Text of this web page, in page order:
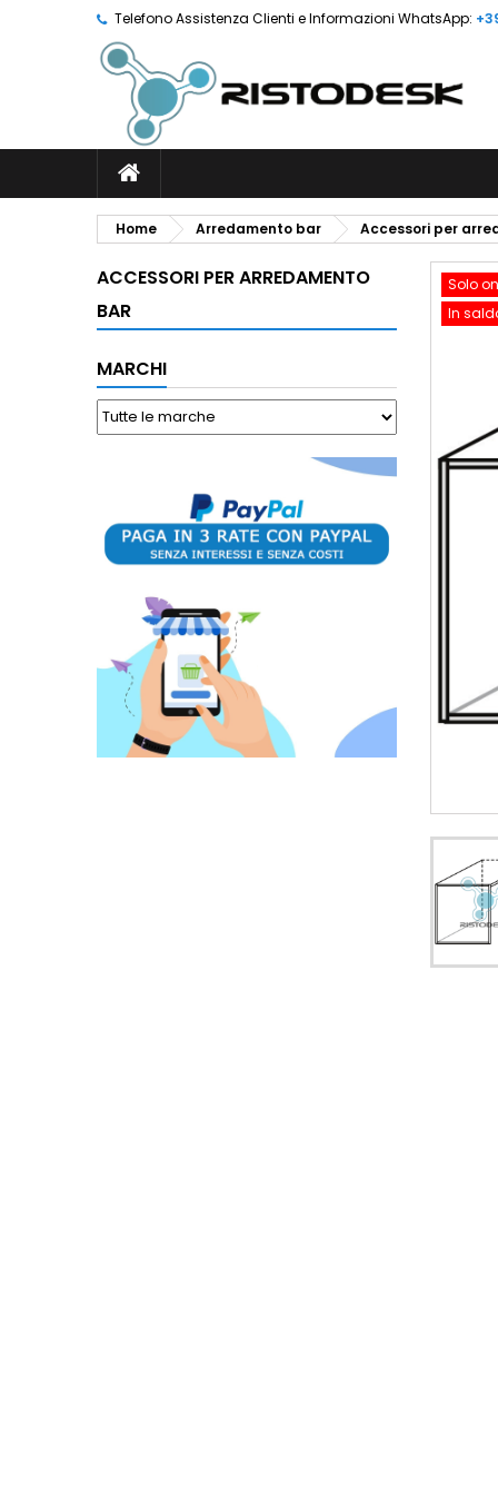
Telefono Assistenza Clienti e Informazioni WhatsApp:
Home Arredamento bar Accessori per
ACCESSORI PER ARREDAMENTO
BAR
MARCHI
Solo
In